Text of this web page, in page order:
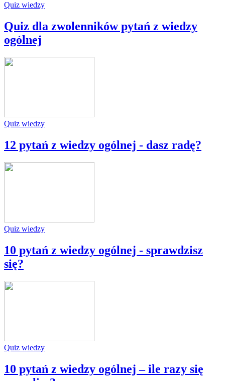
Quiz wiedzy
Quiz dla zwolenników pytań z wiedzy
ogólnej
Quiz wiedzy
12 pytań z wiedzy ogólnej - dasz radę?
Quiz wiedzy
10 pytań z wiedzy ogólnej - sprawdzisz
się?
Quiz wiedzy
10 pytań z wiedzy ogólnej – ile razy się